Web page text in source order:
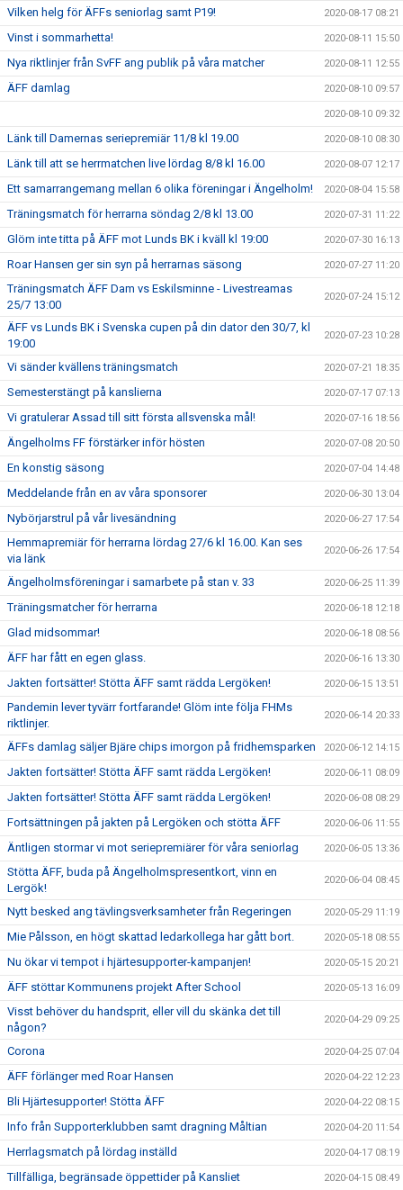
Vilken helg för ÄFFs seniorlag samt P19! 2020-08-17 08:21
Vinst i sommarhetta! 2020-08-11 15:50
Nya riktlinjer från SvFF ang publik på våra matcher 2020-08-11 12:55
ÄFF damlag 2020-08-10 09:57
2020-08-10 09:32
Länk till Damernas seriepremiär 11/8 kl 19.00 2020-08-10 08:30
Länk till att se herrmatchen live lördag 8/8 kl 16.00 2020-08-07 12:17
Ett samarrangemang mellan 6 olika föreningar i Ängelholm! 2020-08-04 15:58
Träningsmatch för herrarna söndag 2/8 kl 13.00 2020-07-31 11:22
Glöm inte titta på ÄFF mot Lunds BK i kväll kl 19:00 2020-07-30 16:13
Roar Hansen ger sin syn på herrarnas säsong 2020-07-27 11:20
Träningsmatch ÄFF Dam vs Eskilsminne - Livestreamas
25/7 13:00
2020-07-24 15:12
ÄFF vs Lunds BK i Svenska cupen på din dator den 30/7, kl
19:00
2020-07-23 10:28
Vi sänder kvällens träningsmatch 2020-07-21 18:35
Semesterstängt på kanslierna 2020-07-17 07:13
Vi gratulerar Assad till sitt första allsvenska mål! 2020-07-16 18:56
Ängelholms FF förstärker inför hösten 2020-07-08 20:50
En konstig säsong 2020-07-04 14:48
Meddelande från en av våra sponsorer 2020-06-30 13:04
Nybörjarstrul på vår livesändning 2020-06-27 17:54
Hemmapremiär för herrarna lördag 27/6 kl 16.00. Kan ses
via länk
2020-06-26 17:54
Ängelholmsföreningar i samarbete på stan v. 33 2020-06-25 11:39
Träningsmatcher för herrarna 2020-06-18 12:18
Glad midsommar! 2020-06-18 08:56
ÄFF har fått en egen glass. 2020-06-16 13:30
Jakten fortsätter! Stötta ÄFF samt rädda Lergöken! 2020-06-15 13:51
Pandemin lever tyvärr fortfarande! Glöm inte följa FHMs
riktlinjer.
2020-06-14 20:33
ÄFFs damlag säljer Bjäre chips imorgon på fridhemsparken 2020-06-12 14:15
Jakten fortsätter! Stötta ÄFF samt rädda Lergöken! 2020-06-11 08:09
Jakten fortsätter! Stötta ÄFF samt rädda Lergöken! 2020-06-08 08:29
Fortsättningen på jakten på Lergöken och stötta ÄFF 2020-06-06 11:55
Äntligen stormar vi mot seriepremiärer för våra seniorlag 2020-06-05 13:36
Stötta ÄFF, buda på Ängelholmspresentkort, vinn en
Lergök!
2020-06-04 08:45
Nytt besked ang tävlingsverksamheter från Regeringen 2020-05-29 11:19
Mie Pålsson, en högt skattad ledarkollega har gått bort. 2020-05-18 08:55
Nu ökar vi tempot i hjärtesupporter-kampanjen! 2020-05-15 20:21
ÄFF stöttar Kommunens projekt After School 2020-05-13 16:09
Visst behöver du handsprit, eller vill du skänka det till
någon?
2020-04-29 09:25
Corona 2020-04-25 07:04
ÄFF förlänger med Roar Hansen 2020-04-22 12:23
Bli Hjärtesupporter! Stötta ÄFF 2020-04-22 08:15
Info från Supporterklubben samt dragning Måltian 2020-04-20 11:54
Herrlagsmatch på lördag inställd 2020-04-17 08:19
Tillfälliga, begränsade öppettider på Kansliet 2020-04-15 08:49